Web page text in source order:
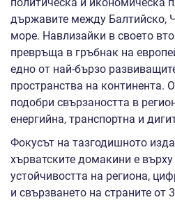
държавите между Балтийско,
море. Навлизайки в своето
превръща в гръбнак на
едно от най-бързо
пространства на континента.
подобри свързаността в
енергийна, транспортна и
Фокусът на тазгодишното
хърватските домакини е
устойчивостта на региона,
и свързването на страните от